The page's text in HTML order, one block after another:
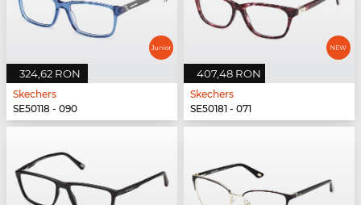
324,62 RON
Skechers
SE50118 - 090
407,48 RON
Skechers
SE50181 - 071